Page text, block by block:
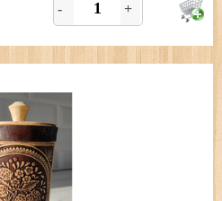
- +